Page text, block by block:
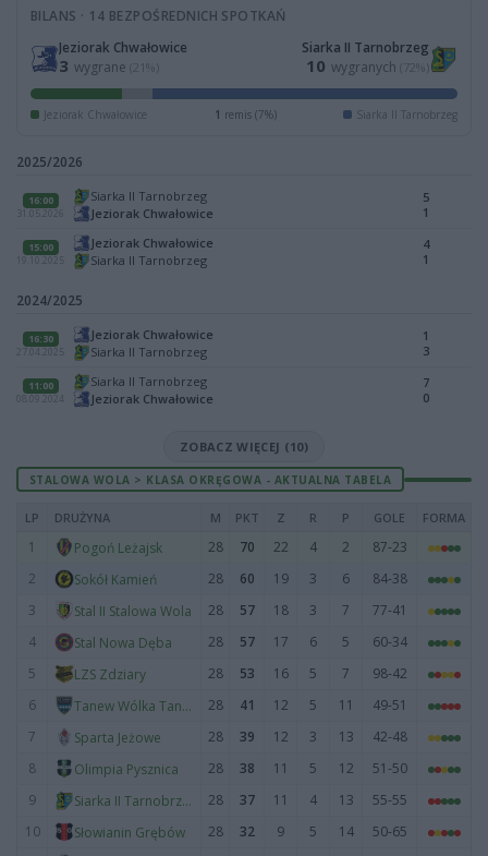
BILANS · 14 BEZPOŚREDNICH SPOTKAŃ
Jeziorak Chwałowice
3 wygrane (21%)
Siarka II Tarnobrzeg
10 wygranych (72%)
Jeziorak Chwałowice 1 remis (7%) Siarka II Tarnobrzeg
2025/2026
16:00
31.05.2026
Siarka II Tarnobrzeg
Jeziorak Chwałowice
5
1
15:00
19.10.2025
Jeziorak Chwałowice
Siarka II Tarnobrzeg
4
1
2024/2025
16:30
27.04.2025
Jeziorak Chwałowice
Siarka II Tarnobrzeg
1
3
11:00
08.09.2024
Siarka II Tarnobrzeg
Jeziorak Chwałowice
7
0
ZOBACZ WIĘCEJ (10)
STALOWA WOLA > KLASA OKRĘGOWA - AKTUALNA TABELA
LP DRUŻYNA M PKT Z R P GOLE FORMA
1 Pogoń Leżajsk 28 70 22 4 2
87-23
2
Sokół Kamień 28 60 19 3 6
84-38
3
Stal II Stalowa Wola 28 57 18 3 7
77-41
4
Stal Nowa Dęba 28 57 17 6 5
60-34
5
LZS Zdziary 28 53 16 5 7
98-42
6
Tanew Wólka Tanewska 28 41 12 5 11
49-51
7
Sparta Jeżowe 28 39 12 3 13
42-48
8
Olimpia Pysznica 28 38 11 5 12
51-50
9
Siarka II Tarnobrzeg 28 37 11 4 13
55-55
10
Słowianin Grębów 28 32 9 5 14
50-65